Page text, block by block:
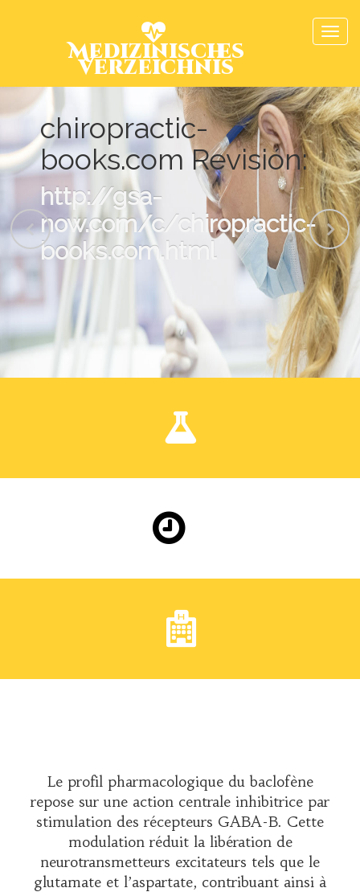
Medizinisches
Verzeichnis
chiropractic-
books.com Revisión:
http://gsa-
now.com/c/chiropractic-
books.com.html
Le profil pharmacologique du baclofène
repose sur une action centrale inhibitrice par
stimulation des récepteurs GABA-B. Cette
modulation réduit la libération de
neurotransmetteurs excitateurs tels que le
glutamate et l’aspartate, contribuant ainsi à